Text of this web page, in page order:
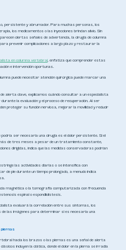
persistente y abrumador. Para muchas personas, los
los medicamentos o las inyecciones brindan alivio. Sin
ciertas señales de advertencia, la cirugía de columna
prevenir complicaciones a largo plazo y restaurar la
en columna vertebral, enfatiza que comprender estas
e intervención oportunas.
puede necesitar atención quirúrgica puede marcar una
alerta clave, explicamos cuándo consultar a un especialista
la evaluación y el proceso de recuperación. Al ser
proteger su función nerviosa, mejorar la movilidad y reducir
podría ser necesaria una cirugía es el dolor persistente. Si el
de tres meses a pesar de un tratamiento constante,
dirigidas, indica que las medidas conservadoras podrían
las actividades diarias o se intensifica con
pie durante un tiempo prolongado, a menudo indica
magnética o la tomografía computarizada con frecuencia
espinal o espondilolistesis.
evaluará la correlación entre sus síntomas, los
de las imágenes para determinar si es necesaria una
piernas
hacia los brazos o las piernas es una señal de alerta
incluyen la ciática, donde el dolor en la pierna se irradia